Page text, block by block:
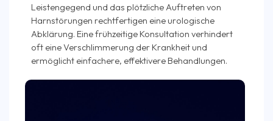
Leistengegend und das plötzliche Auftreten von
Harnstörungen rechtfertigen eine urologische
Abklärung. Eine frühzeitige Konsultation verhindert
oft eine Verschlimmerung der Krankheit und
ermöglicht einfachere, effektivere Behandlungen.